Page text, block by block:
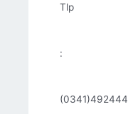
Tlp
:
(0341)492444